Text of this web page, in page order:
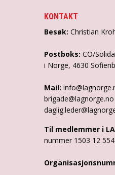
KONTAKT
Besøk: Christian
Postboks: CO/
i Norge, 4630
Mail:
Til medlemmer i
nummer 1503 12